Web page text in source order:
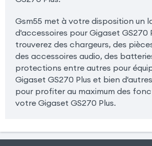
Gsm55 met à votre disposition un
d'accessoires pour Gigaset GS270
trouverez des chargeurs, des
des accessoires audio, des
protections entre autres pour
Gigaset GS270 Plus et bien
pour profiter au maximum des
votre Gigaset GS270 Plus.